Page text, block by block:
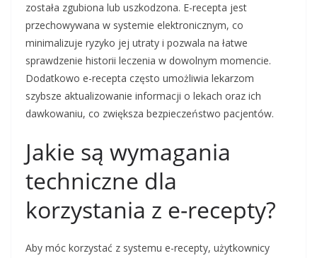
została zgubiona lub uszkodzona. E-recepta jest
przechowywana w systemie elektronicznym, co
minimalizuje ryzyko jej utraty i pozwala na łatwe
sprawdzenie historii leczenia w dowolnym momencie.
Dodatkowo e-recepta często umożliwia lekarzom
szybsze aktualizowanie informacji o lekach oraz ich
dawkowaniu, co zwiększa bezpieczeństwo pacjentów.
Jakie są wymagania
techniczne dla
korzystania z e-recepty?
Aby móc korzystać z systemu e-recepty, użytkownicy